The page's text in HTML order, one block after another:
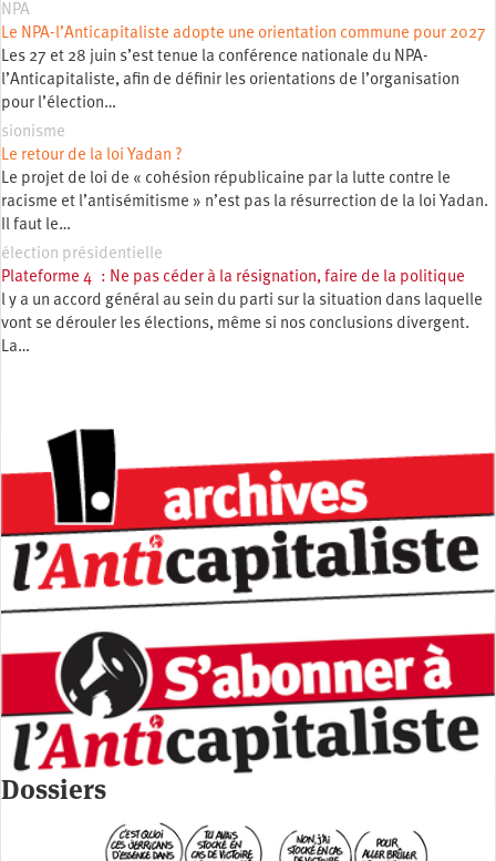
NPA
Le NPA-l’Anticapitaliste adopte une orientation commune pour 2027
Les 27 et 28 juin s’est tenue la conférence nationale du NPA-
l’Anticapitaliste, afin de définir les orientations de l’organisation
pour l’élection…
sionisme
Le retour de la loi Yadan ?
Le projet de loi de « cohésion républicaine par la lutte contre le
racisme et l’antisémitisme » n’est pas la résurrection de la loi Yadan.
Il faut le…
élection présidentielle
Plateforme 4 : Ne pas céder à la résignation, faire de la politique
l y a un accord général au sein du parti sur la situation dans laquelle
vont se dérouler les élections, même si nos conclusions divergent.
La…
Dossiers